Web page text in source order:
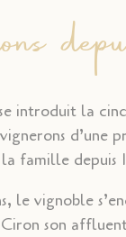
introduit la
d’une
famille depuis
le vignoble
son